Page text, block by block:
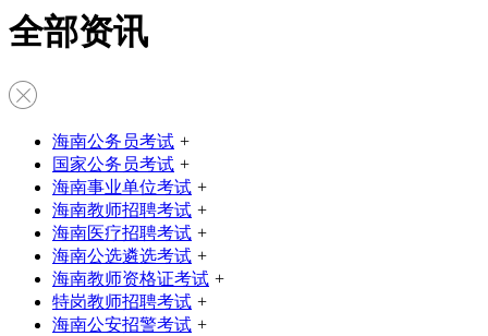
全部资讯
海南公务员考试 +
国家公务员考试 +
海南事业单位考试 +
海南教师招聘考试 +
海南医疗招聘考试 +
海南公选遴选考试 +
海南教师资格证考试 +
特岗教师招聘考试 +
海南公安招警考试 +